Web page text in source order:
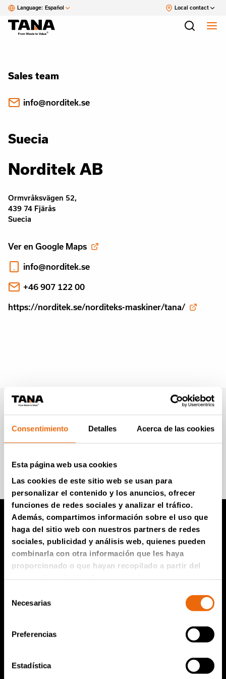
Consentimiento Detalles Acerca de las cookies
Esta página web usa cookies
Las cookies de este sitio web se usan para
personalizar el contenido y los anuncios, ofrecer
funciones de redes sociales y analizar el tráfico.
Además, compartimos información sobre el uso que
haga del sitio web con nuestros partners de redes
sociales, publicidad y análisis web, quienes pueden
combinarla con otra información que les haya
proporcionado o que hayan recopilado a partir del
deNecesarias
Preferencias
Estadística
Language: Español Local contact
Sales team
info@norditek.se
Suecia
Norditek AB
Ormvråksvägen 52,
439 74 Fjärås
Suecia
Ver en Google Maps
info@norditek.se
+46 907 122 00
https://norditek.se/norditeks-maskiner/tana/
Boletín informativo de
Tana (en Inglés)
Súmese para recibir información
Productos TANA
Compactador de vertedero TANA
Trituradoras TANA
Servicio y ventas
Servicio y ventas